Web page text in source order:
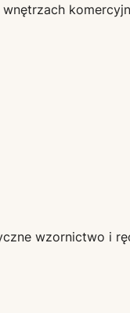
wzornictwo i